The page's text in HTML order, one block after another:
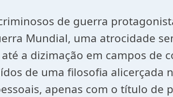
de guerra
Mundial, uma atrocidade
a dizimação em campos de
de uma filosofia alicerçada
apenas com o título de